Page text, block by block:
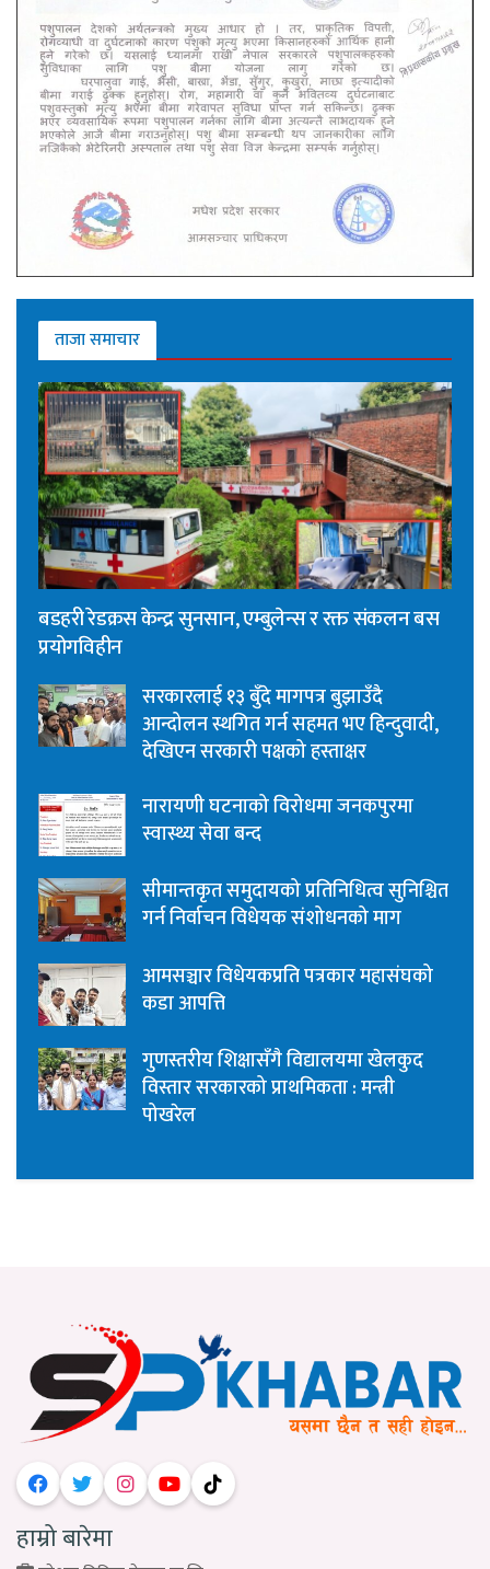
ताजा समाचार
बडहरी रेडक्रस केन्द्र सुनसान, एम्बुलेन्स र रक्त संकलन बस
प्रयोगविहीन
सरकारलाई १३ बुँदे मागपत्र बुझाउँदै
आन्दोलन स्थगित गर्न सहमत भए हिन्दुवादी,
देखिएन सरकारी पक्षको हस्ताक्षर
नारायणी घटनाको विरोधमा जनकपुरमा
स्वास्थ्य सेवा बन्द
सीमान्तकृत समुदायको प्रतिनिधित्व सुनिश्चित
गर्न निर्वाचन विधेयक संशोधनको माग
आमसञ्चार विधेयकप्रति पत्रकार महासंघको
कडा आपत्ति
गुणस्तरीय शिक्षासँगै विद्यालयमा खेलकुद
विस्तार सरकारको प्राथमिकता : मन्त्री
पोखरेल
हाम्रो बारेमा